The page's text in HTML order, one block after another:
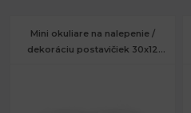
Mini okuliare na nalepenie /
dekoráciu postavičiek 30x12